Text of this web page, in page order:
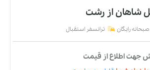
شاهاناز رشت
صبحانه رایگان ترانسفر استقبال
جهت اطلاع از قیمت